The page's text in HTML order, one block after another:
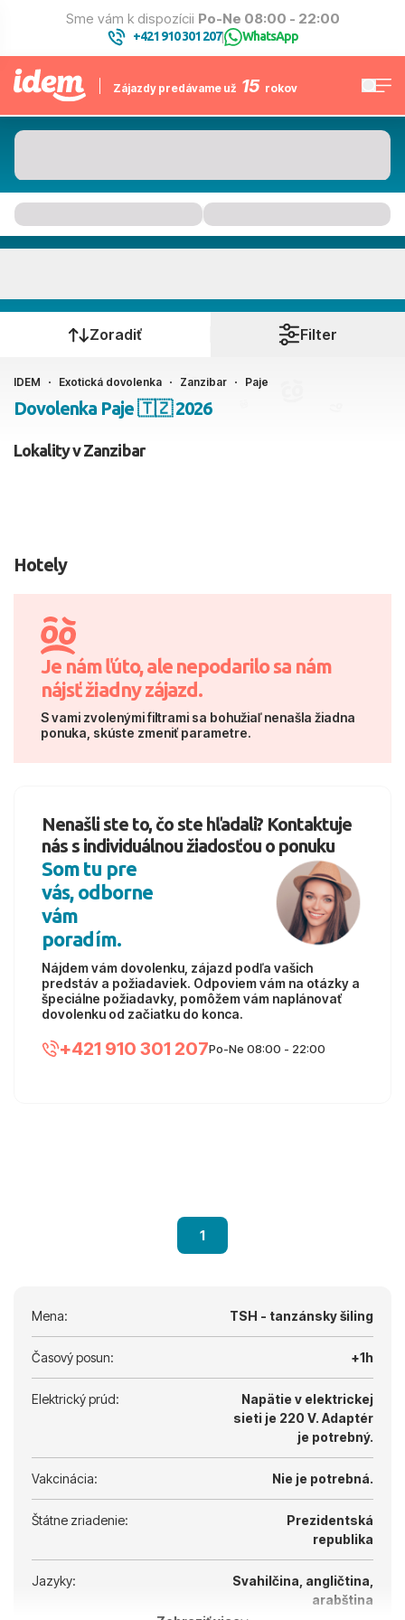
Sme vám k dispozícii Po-Ne 08:00 - 22:00
+421 910 301 207| WhatsApp
Zájazdy predávame už 15 rokov
Kedy cestujete?
Ako cestujete?
2 dospelí, 0 deti
Zoradiť Filter
IDEM Exotická dovolenka Zanzibar Paje
Dovolenka Paje 🇹🇿 2026
Lokality v Zanzibar
Hotely
Je nám ľúto, ale nepodarilo sa nám
nájsť žiadny zájazd.
S vami zvolenými filtrami sa bohužiaľ nenašla žiadna
ponuka, skúste zmeniť parametre.
Nenašli ste to, čo ste hľadali? Kontaktuje
nás s individuálnou žiadosťou o ponuku
Som tu pre
vás, odborne
vám
poradím.
Nájdem vám dovolenku, zájazd podľa vašich
predstáv a požiadaviek. Odpoviem vám na otázky a
špeciálne požiadavky, pomôžem vám naplánovať
dovolenku od začiatku do konca.
+421 910 301 207Po-Ne 08:00 - 22:00
1
Mena: TSH - tanzánsky šiling
Časový posun: +1h
Elektrický prúd:
Napätie v elektrickej
sieti je 220 V. Adaptér
je potrebný.
Vakcinácia: Nie je potrebná.
Štátne zriadenie:
Prezidentská
republika
Jazyky:
Svahilčina, angličtina,
arabština